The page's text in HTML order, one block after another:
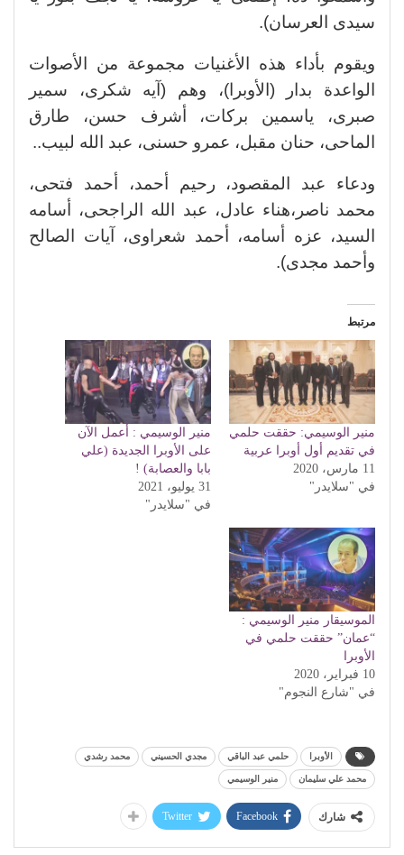
سيدى العرسان).
ويقوم بأداء هذه الأغنيات مجموعة من الأصوات
الواعدة بدار (الأوبرا)، وهم (آيه شكرى، سمير
صبرى، ياسمين بركات، أشرف حسن، طارق
الماحى، حنان مقبل، عمرو حسنى، عبد الله لبيب..
ودعاء عبد المقصود، رحيم أحمد، أحمد فتحى،
محمد ناصر،هناء عادل، عبد الله الراجحى، أسامه
السيد، عزه أسامه، أحمد شعراوى، آيات الصالح
وأحمد مجدى).
مرتبط
منير الوسيمي: حققت حلمي
في تقديم أول أوبرا عربية
11 مارس، 2020
في "سلايدر"
منير الوسيمي : أعمل الآن
على الأوبرا الجديدة (علي
بابا والعصابة) !
31 يوليو، 2021
في "سلايدر"
الموسيقار منير الوسيمي :
“عمان” حققت حلمي في
الأوبرا
10 فبراير، 2020
في "شارع النجوم"
الأوبرا حلمي عبد الباقي مجدي الحسيني محمد رشدي
محمد علي سليمان منير الوسيمي
شارك Facebook
Twitter